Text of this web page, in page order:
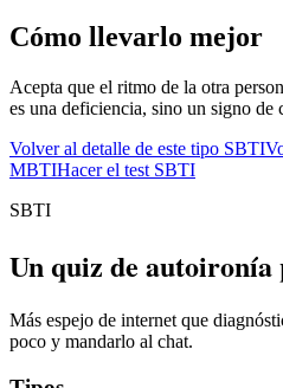
Cómo llevarlo mejor
Acepta que el ritmo de la otra
es una deficiencia, sino un signo de
Volver al detalle de este tipo SBTI
MBTIHacer el test SBTI
SBTI
Un quiz de
Más espejo de internet que
poco y mandarlo al chat.